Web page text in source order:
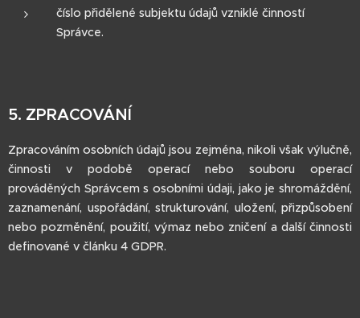
číslo přidělené subjektu údajů vzniklé činností
Správce.
5. ZPRACOVÁNÍ
Zpracováním osobních údajů jsou zejména, nikoli však výlučně,
činnosti v podobě operací nebo souboru operací
prováděných Správcem s osobními údaji, jako je shromáždění,
zaznamenání, uspořádání, strukturování, uložení, přizpůsobení
nebo pozměnění, použití, výmaz nebo zničení a další činnosti
definované v článku 4 GDPR.